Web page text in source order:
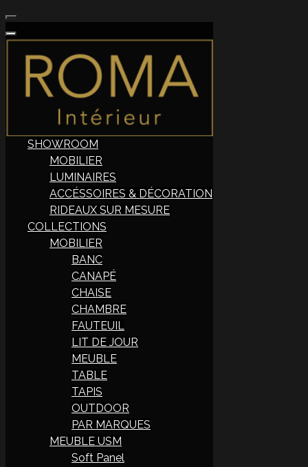
SHOWROOM
MOBILIER
LUMINAIRES
ACCÉSSOIRES & DÉCORATION
RIDEAUX SUR MESURE
COLLECTIONS
MOBILIER
BANC
CANAPÉ
CHAISE
CHAMBRE
FAUTEUIL
LIT DE JOUR
MEUBLE
TABLE
TAPIS
OUTDOOR
PAR MARQUES
MEUBLE USM
Soft Panel